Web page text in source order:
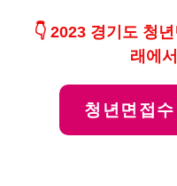
👇 2023 경기도 청
래에
청년면접